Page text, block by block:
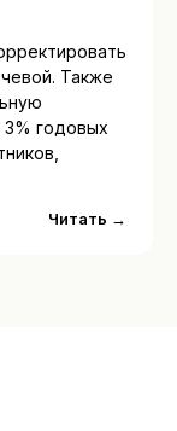
Также
годовых
Читать →